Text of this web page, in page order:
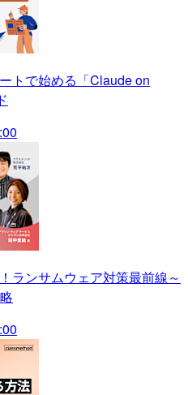
トで始める「Claude on
ランサムウェア対策最前線～